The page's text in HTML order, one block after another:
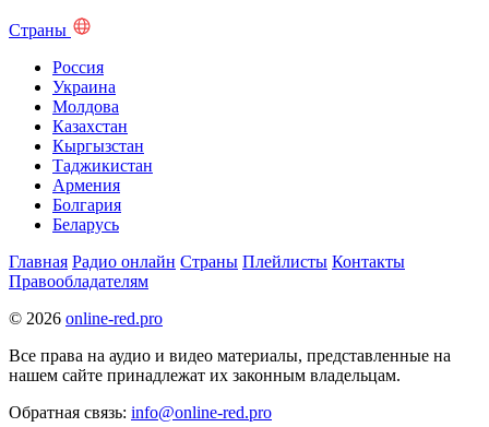
Страны
Россия
Украина
Молдова
Казахстан
Кыргызстан
Таджикистан
Армения
Болгария
Беларусь
Главная Радио онлайн Страны Плейлисты Контакты
Правообладателям
© 2026 online-red.pro
Все права на аудио и видео материалы, представленные на
нашем сайте принадлежат их законным владельцам.
Обратная связь: info@online-red.pro